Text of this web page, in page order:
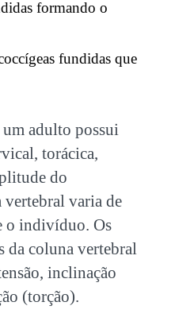
formando o
fundidas que
adulto possui
torácica,
do
varia de
o indivíduo. Os
da coluna vertebral
inclinação
(torção).